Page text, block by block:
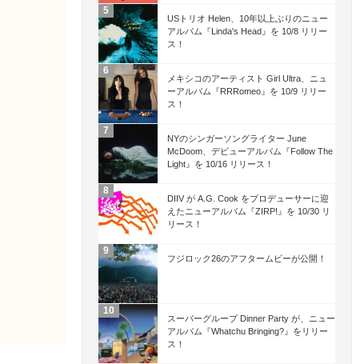
USトリオ Helen、10年以上ぶりのニュー
アルバム『Linda's Head』を 10/8 リリー
ス！
メキシコのアーティスト Girl Ultra、ニュ
ーアルバム『RRRomeo』を 10/9 リリー
ス！
NYのシンガーソングライター June
McDoom、デビューアルバム『Follow The
Light』を 10/16 リリース！
DIIV が A.G. Cook をプロデューサーに迎
えたニューアルバム『ZIRP!』を 10/30 リ
リース！
フジロック26のアフタームビーが公開！
スーパーグループ Dinner Party が、ニュー
アルバム『Whatchu Bringing?』をリリー
ス！